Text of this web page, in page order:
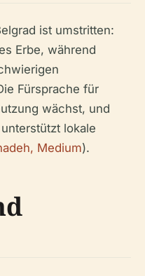
ist umstritten:
Erbe, während
Fürsprache für
wächst, und
lokale
Medium).